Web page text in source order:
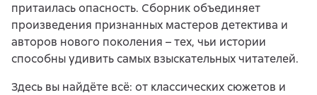
притаилась опасность. Сборник объединяет
произведения признанных мастеров детектива и
авторов нового поколения – тех, чьи истории
способны удивить самых взыскательных читателей.
Здесь вы найдёте всё: от классических сюжетов и